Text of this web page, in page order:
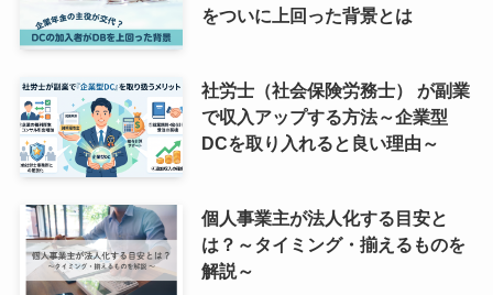
をついに上回った背景とは
社労士（社会保険労務士） が副業
で収入アップする方法～企業型
DCを取り入れると良い理由～
個人事業主が法人化する目安と
は？～タイミング・揃えるものを
解説～